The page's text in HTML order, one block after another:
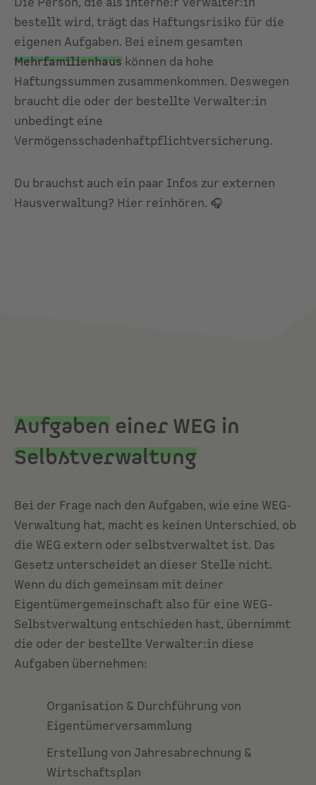
bestellt wird, trägt das Haftungsrisiko für die
eigenen Aufgaben. Bei einem gesamten
Mehrfamilienhaus können da hohe
Haftungssummen zusammenkommen. Deswegen
braucht die oder der bestellte Verwalter:in
unbedingt eine
Vermögensschadenhaftpflichtversicherung.
Du brauchst auch ein paar Infos zur externen
Hausverwaltung? Hier reinhören. 🎧
Aufgaben einer WEG in
Selbstverwaltung
Bei der Frage nach den Aufgaben, wie eine WEG-
Verwaltung hat, macht es keinen Unterschied, ob
die WEG extern oder selbstverwaltet ist. Das
Gesetz unterscheidet an dieser Stelle nicht.
Wenn du dich gemeinsam mit deiner
Eigentümergemeinschaft also für eine WEG-
Selbstverwaltung entschieden hast, übernimmt
die oder der bestellte Verwalter:in diese
Aufgaben übernehmen:
Organisation & Durchführung von
Eigentümerversammlung
Erstellung von Jahresabrechnung &
Wirtschaftsplan